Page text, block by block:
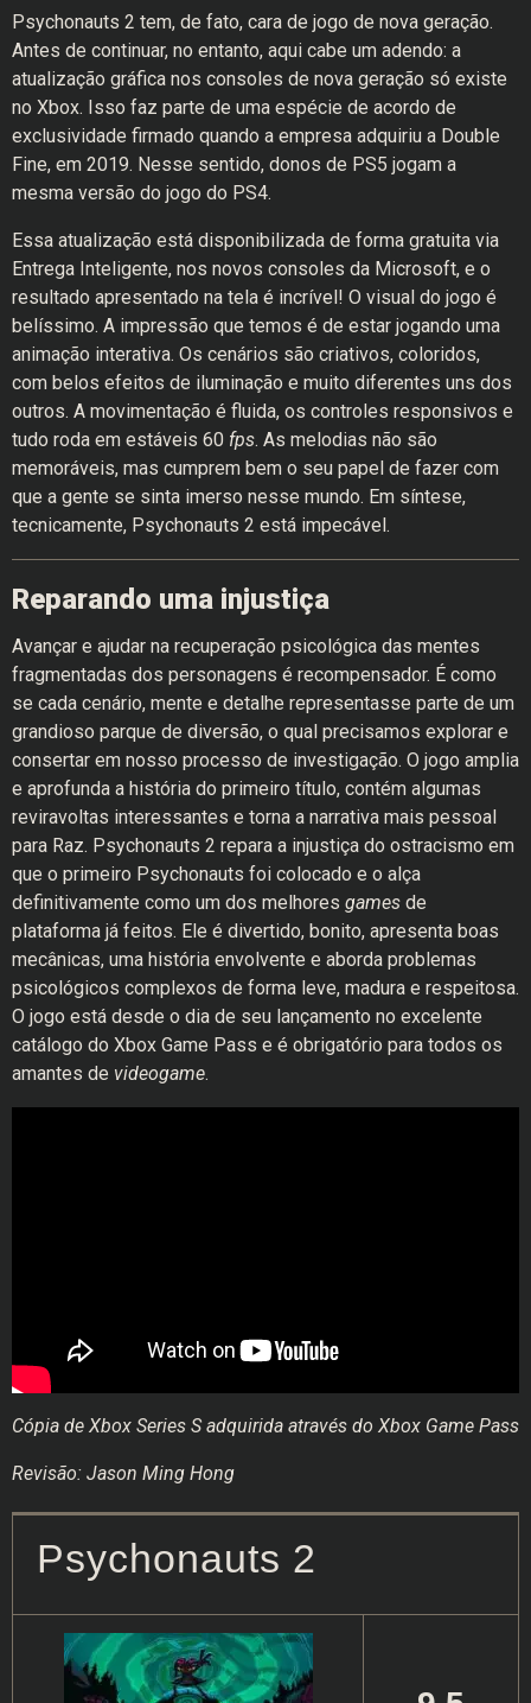
Psychonauts 2 tem, de fato, cara de jogo de nova geração.
Antes de continuar, no entanto, aqui cabe um adendo: a
atualização gráfica nos consoles de nova geração só existe
no Xbox. Isso faz parte de uma espécie de acordo de
exclusividade firmado quando a empresa adquiriu a Double
Fine, em 2019. Nesse sentido, donos de PS5 jogam a
mesma versão do jogo do PS4.
Essa atualização está disponibilizada de forma gratuita via
Entrega Inteligente, nos novos consoles da Microsoft, e o
resultado apresentado na tela é incrível! O visual do jogo é
belíssimo. A impressão que temos é de estar jogando uma
animação interativa. Os cenários são criativos, coloridos,
com belos efeitos de iluminação e muito diferentes uns dos
outros. A movimentação é fluida, os controles responsivos e
tudo roda em estáveis 60 fps. As melodias não são
memoráveis, mas cumprem bem o seu papel de fazer com
que a gente se sinta imerso nesse mundo. Em síntese,
tecnicamente, Psychonauts 2 está impecável.
Reparando uma injustiça
Avançar e ajudar na recuperação psicológica das mentes
fragmentadas dos personagens é recompensador. É como
se cada cenário, mente e detalhe representasse parte de um
grandioso parque de diversão, o qual precisamos explorar e
consertar em nosso processo de investigação. O jogo amplia
e aprofunda a história do primeiro título, contém algumas
reviravoltas interessantes e torna a narrativa mais pessoal
para Raz. Psychonauts 2 repara a injustiça do ostracismo em
que o primeiro Psychonauts foi colocado e o alça
definitivamente como um dos melhores games de
plataforma já feitos. Ele é divertido, bonito, apresenta boas
mecânicas, uma história envolvente e aborda problemas
psicológicos complexos de forma leve, madura e respeitosa.
O jogo está desde o dia de seu lançamento no excelente
catálogo do Xbox Game Pass e é obrigatório para todos os
amantes de videogame.
Cópia de Xbox Series S adquirida através do Xbox Game Pass
Revisão: Jason Ming Hong
Psychonauts 2